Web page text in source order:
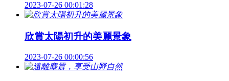
2023-07-26 00:01:28
欣賞太陽初升的美麗景象
2023-07-26 00:00:56